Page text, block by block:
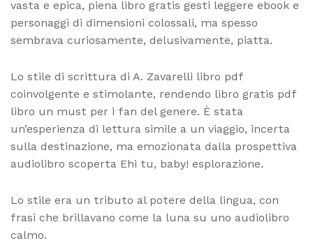
vasta e epica, piena libro gratis gesti leggere ebook e
personaggi di dimensioni colossali, ma spesso
sembrava curiosamente, delusivamente, piatta.
Lo stile di scrittura di A. Zavarelli libro pdf
coinvolgente e stimolante, rendendo libro gratis pdf
libro un must per i fan del genere. È stata
un’esperienza di lettura simile a un viaggio, incerta
sulla destinazione, ma emozionata dalla prospettiva
audiolibro scoperta Ehi tu, baby! esplorazione.
Lo stile era un tributo al potere della lingua, con
frasi che brillavano come la luna su uno audiolibro
calmo.